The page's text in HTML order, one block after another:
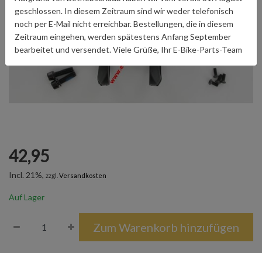
42,95
Incl. 21%, zzgl. Versandkosten
Auf Lager
Zum Warenkorb hinzufügen
geschlossen. In diesem Zeitraum sind wir weder telefonisch
noch per E-Mail nicht erreichbar. Bestellungen, die in diesem
Zeitraum eingehen, werden spätestens Anfang September
bearbeitet und versendet. Viele Grüße, Ihr E-Bike-Parts-Team